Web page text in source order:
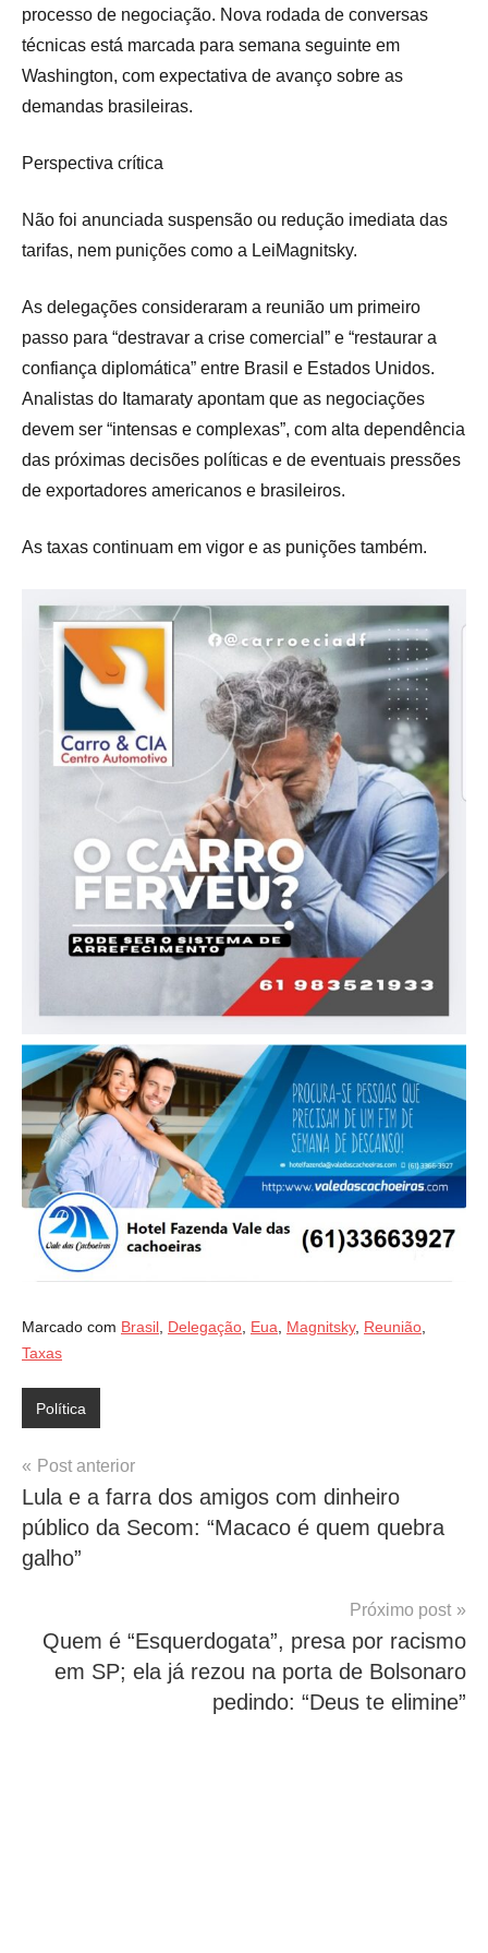
processo de negociação. Nova rodada de conversas
técnicas está marcada para semana seguinte em
Washington, com expectativa de avanço sobre as
demandas brasileiras.
Perspectiva crítica
Não foi anunciada suspensão ou redução imediata das
tarifas, nem punições como a LeiMagnitsky.
As delegações consideraram a reunião um primeiro
passo para “destravar a crise comercial” e “restaurar a
confiança diplomática” entre Brasil e Estados Unidos.
Analistas do Itamaraty apontam que as negociações
devem ser “intensas e complexas”, com alta dependência
das próximas decisões políticas e de eventuais pressões
de exportadores americanos e brasileiros.
As taxas continuam em vigor e as punições também.
Marcado com Brasil Delegação Eua Magnitsky, Reunião
Taxas
Política
Navegação
de
Post
Post anterior
Lula e a farra dos amigos com dinheiro
público da Secom: “Macaco é quem quebra
galho”
Próximo post
Quem é “Esquerdogata”, presa por racismo
em SP; ela já rezou na porta de Bolsonaro
pedindo: “Deus te elimine”